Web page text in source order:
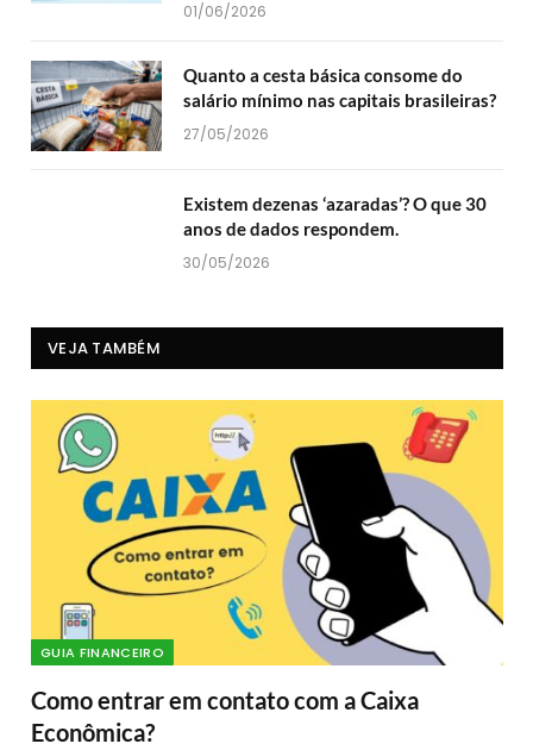
01/06/2026
Quanto a cesta básica consome do
salário mínimo nas capitais brasileiras?
27/05/2026
Existem dezenas ‘azaradas’? O que 30
anos de dados respondem.
30/05/2026
VEJA TAMBÉM
GUIA FINANCEIRO
Como entrar em contato com a Caixa
Econômica?